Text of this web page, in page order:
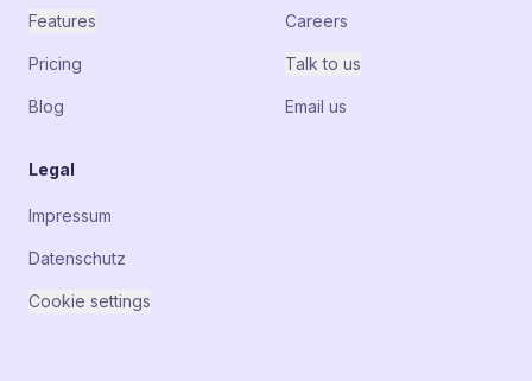
Features
Pricing
Blog
Careers
Talk to us
Email us
Legal
Impressum
Datenschutz
Cookie settings